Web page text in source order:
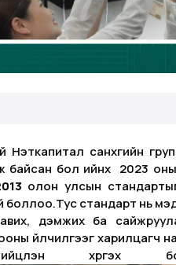
санхүүгийн
байсан бол ийнхүү 2023
олон улсын
боллоо.Тус стандарт нь
дэмжих ба
үйлчилгээг харилцагч
хүргэх